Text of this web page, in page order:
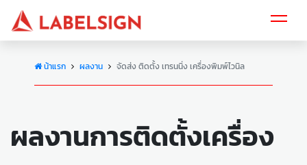
น้าแรก ผลงาน จัดส่ง ติดตั้ง เทรนนิ่ง เครื่องพิมพ์ไวนิล
ผลงานการติดตั้งเครื่อง